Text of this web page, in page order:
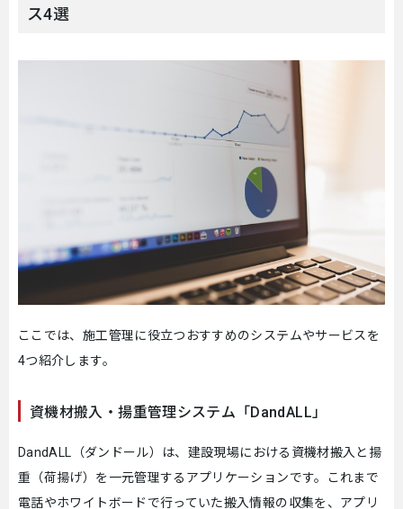
ス4選
ここでは、施工管理に役立つおすすめのシステムやサービスを
4つ紹介します。
資機材搬入・揚重管理システム「DandALL」
DandALL（ダンドール）は、建設現場における資機材搬入と揚
重（荷揚げ）を一元管理するアプリケーションです。これまで
電話やホワイトボードで行っていた搬入情報の収集を、アプリ